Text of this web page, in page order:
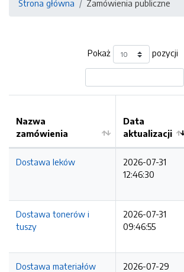
Strona główna Zamówienia publiczne
Pokaż pozycji
Nazwa
zamówienia
Data
aktualizacji
Dostawa leków
2026-07-31
12:46:30
Dostawa tonerów i
tuszy
2026-07-31
09:46:55
Dostawa materiałów
2026-07-29